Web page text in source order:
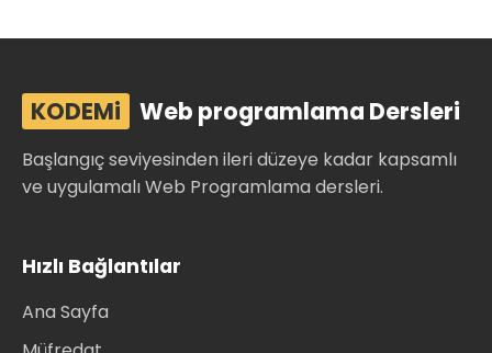
KODEMi Web programlama Dersleri
Başlangıç seviyesinden ileri düzeye kadar kapsamlı
ve uygulamalı Web Programlama dersleri.
Hızlı Bağlantılar
Ana Sayfa